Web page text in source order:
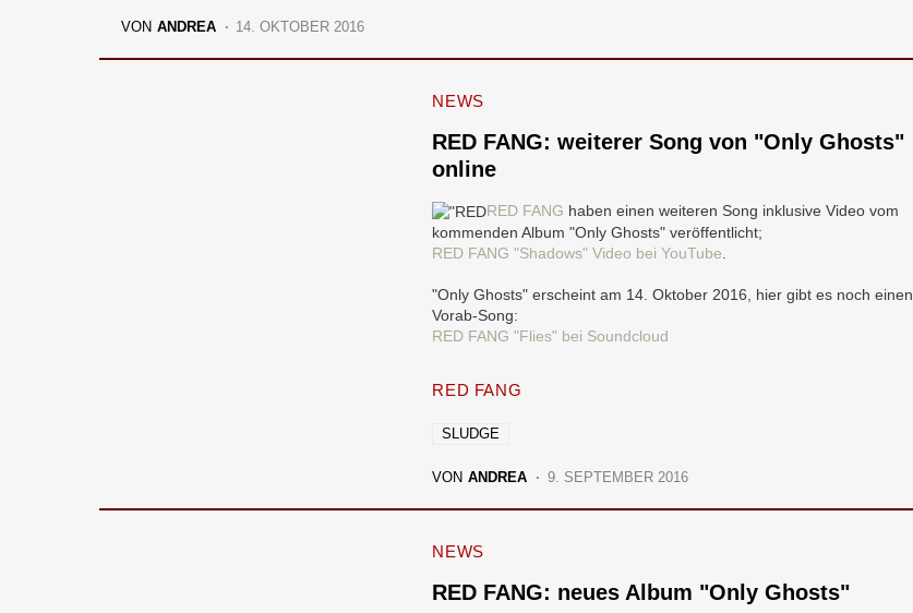
VON ANDREA 14. OKTOBER 2016
NEWS
RED FANG: weiterer Song von "Only Ghosts"
online
RED FANG haben einen weiteren Song inklusive Video vom
kommenden Album "Only Ghosts" veröffentlicht;
RED FANG "Shadows" Video bei YouTube
"Only Ghosts" erscheint am 14. Oktober 2016, hier gibt es noch einen
Vorab-Song:
RED FANG "Flies" bei Soundcloud
RED FANG
SLUDGE
VON ANDREA 9. SEPTEMBER 2016
NEWS
RED FANG: neues Album "Only Ghosts"